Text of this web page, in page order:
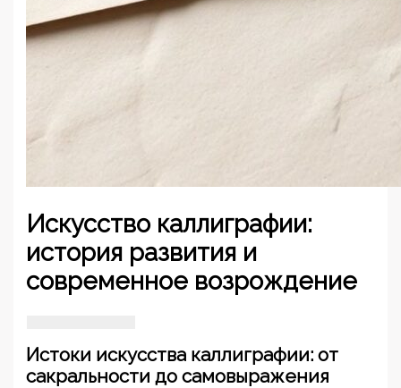
Искусство каллиграфии:
история развития и
современное возрождение
Истоки искусства каллиграфии: от
сакральности до самовыражения